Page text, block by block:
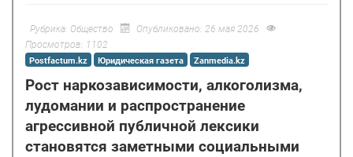
Рубрика: Общество
Опубликовано: 26 мая 2026
Просмотров: 1102
Postfactum.kz Юридическая газета Zanmedia.kz
Рост наркозависимости, алкоголизма,
лудомании и распространение
агрессивной публичной лексики
становятся заметными социальными